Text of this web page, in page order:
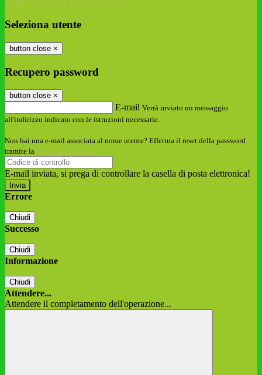
Seleziona utente
button close ×
Recupero password
button close ×
E-mail Verrà inviato un messaggio
all'indirizzo indicato con le istruzioni necessarie.
Non hai una e-mail associata al nome utente? Effettua il reset della password
tramite la
E-mail inviata, si prega di controllare la casella di posta elettronica!
Errore
Chiudi
Successo
Chiudi
Informazione
Chiudi
Attendere...
Attendere il completamento dell'operazione...